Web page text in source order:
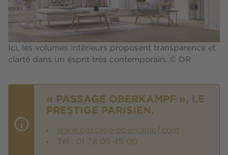
Ici, les volumes intérieurs proposent transparence et
clarté dans un esprit très contemporain. © DR
« PASSAGE OBERKAMPF », LE
PRESTIGE PARISIEN.
www.passage-oberkampf.com
Tél : 01 78 05 45 00